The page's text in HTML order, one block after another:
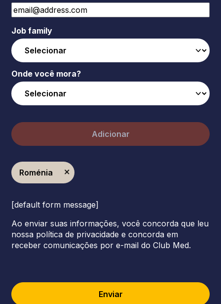
Job family
Onde você mora?
Adicionar
Roménia
[default form message]
Ao enviar suas informações, você concorda que leu
nossa política de privacidade e concorda em
receber comunicações por e-mail do Club Med.
Enviar